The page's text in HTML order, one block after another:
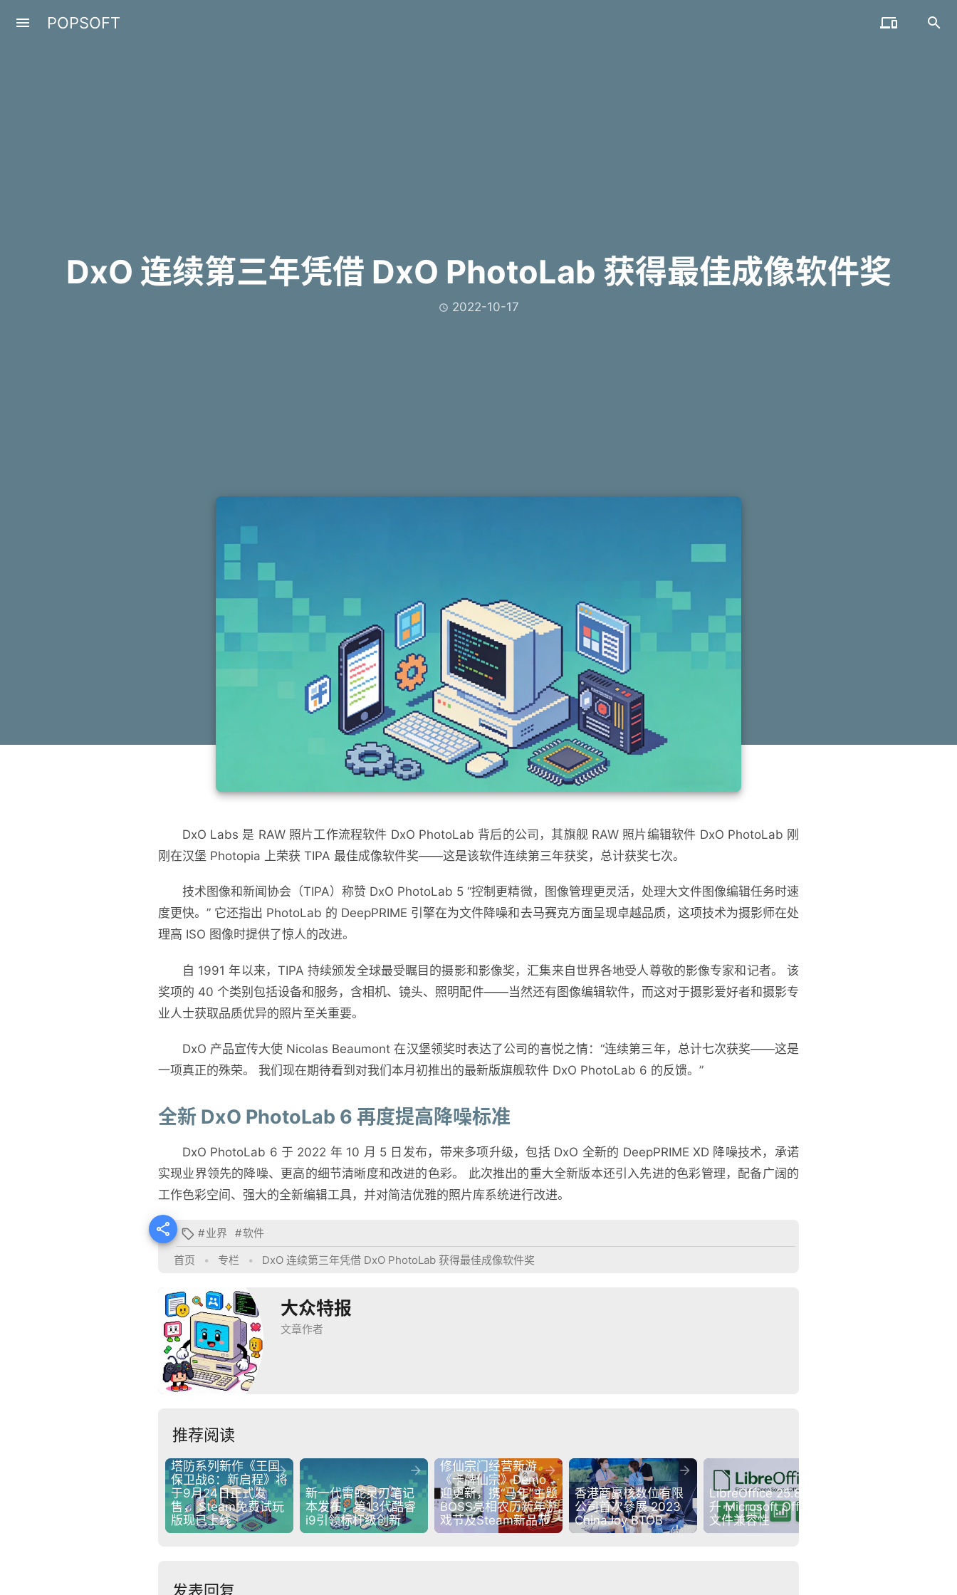
menu POPSOFT  
DxO 连续第三年凭借 DxO PhotoLab 获得最佳成像软件奖
 2022-10-17
DxO Labs 是 RAW 照片工作流程软件 DxO PhotoLab 背后的公司，其旗舰RAW 照片编辑软件 DxO PhotoLab 刚
刚在汉堡 Photopia 上荣获 TIPA 最佳成像软件奖——这是该软件连续第三年获奖，总计获奖七次。
技术图像和新闻协会（TIPA）称赞 DxO PhotoLab 5 “控制更精微，图像管理更灵活，处理大文件图像编辑任务时速
度更快。” 它还指出 PhotoLab 的 DeepPRIME 引擎在为文件降噪和去马赛克方面呈现卓越品质，这项技术为摄影师在处
理高 ISO 图像时提供了惊人的改进。
自 1991 年以来，TIPA 持续颁发全球最受瞩目的摄影和影像奖，汇集来自世界各地受人尊敬的影像专家和记者。 该
奖项的 40 个类别包括设备和服务，含相机、镜头、照明配件——当然还有图像编辑软件，而这对于摄影爱好者和摄影专
业人士获取品质优异的照片至关重要。
DxO 产品宣传大使 Nicolas Beaumont 在汉堡领奖时表达了公司的喜悦之情：“连续第三年，总计七次获奖——这是
一项真正的殊荣。 我们现在期待看到对我们本月初推出的最新版旗舰软件 DxO PhotoLab 6 的反馈。”
全新 DxO PhotoLab 6 再度提高降噪标准
DxO PhotoLab 6 于 2022 年 10 月 5 日发布，带来多项升级，包括 DxO 全新的 DeepPRIME XD 降噪技术，承诺
实现业界领先的降噪、更高的细节清晰度和改进的色彩。 此次推出的重大全新版本还引入先进的色彩管理，配备广阔的
工作色彩空间、强大的全新编辑工具，并对简洁优雅的照片库系统进行改进。
  #业界 #软件
首页
• 专栏 • DxO 连续第三年凭借 DxO PhotoLab 获得最佳成像软件奖
大众特报
文章作者
推荐阅读
塔防系列新作《王国
保卫战6：新启程》将
于9月24日正式发
售， Steam免费试玩
版现已上线

新一代雷蛇灵刃笔记
本发布，第13代酷睿
i9引领标杆级创新

修仙宗门经营新游
《卡牌仙宗》Demo
迎更新，携“马年”主题
BOSS亮相农历新年游
戏节及Steam新品节

香港商赢核数位有限
公司首次參展 2023
ChinaJoy BTOB

LibreOffice 25.8.1 提
升 Microsoft Office
文件兼容性
发表回复